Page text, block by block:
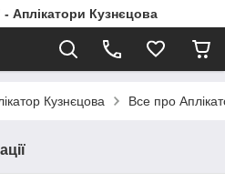
Аплікатори Кузнєцова
Кузнєцова Все про